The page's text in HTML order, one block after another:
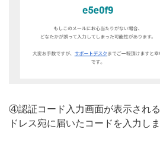
④認証コード入力画面が表示され
ドレス宛に届いたコードを入力しま